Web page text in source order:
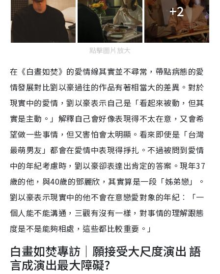
+2
點擊圖片放大
在《白晝如焚》的愛情線其實並不尋常，帶點病態的愛
情發展對比劉以豪過往的作品有著相當大的差異。對於
現實中的愛情，劉以豪表示自己是「看起來被動，但其
實是主動。」解釋自己會好像表現得不太在意，又會希
望做一些事情，但又害怕會太明顯。看來即使是「台灣
最萌男友」都會在愛情中表現得掙扎。不過被問到愛情
中的年紀考慮時，劉以豪卻表達出肯定的答案。現年37
歲的他，與40歲的鄧麗欣，其實算是一段「姊弟戀」。
劉以豪表示現實中的他不會在意戀愛對象的年紀︰「一
個人能不能溝通，三觀有沒有一樣，對事情的理解跟態
度是不是能夠相處，這些都比較重要。」
白畫如焚專訪｜願接受大尺度演出 語
言成演出最大障礙?